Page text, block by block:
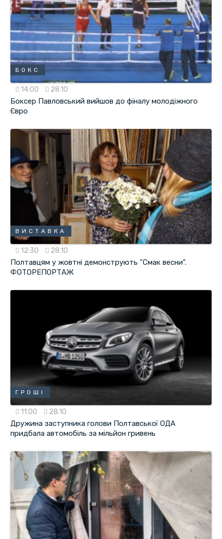
БОКС
14:00 28.10
Боксер Павловський вийшов до фіналу молодіжного
Євро
ВИСТАВКА
12:30 28.10
Полтавцям у жовтні демонструють "Смак весни".
ФОТОРЕПОРТАЖ
ГРОШІ
11:00 28.10
Дружина заступника голови Полтавської ОДА
придбала автомобіль за мільйон гривень